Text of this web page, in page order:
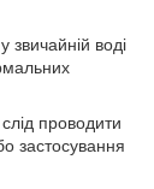
воді
проводити
застосування